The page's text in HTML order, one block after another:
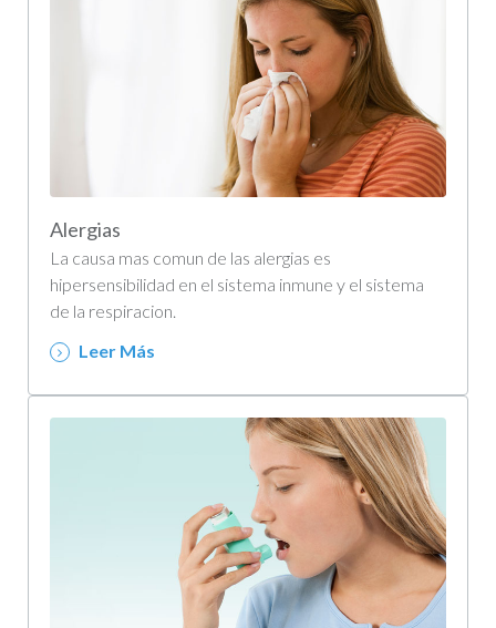
Alergias
La causa mas comun de las alergias es
hipersensibilidad en el sistema inmune y el sistema
de la respiracion.
Leer Más